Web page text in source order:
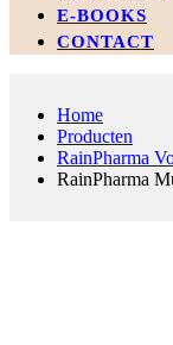
E-BOOKS
CONTACT
Home
Producten
RainPharma
RainPharma